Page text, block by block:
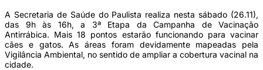
A Secretaria de Saúde do Paulista realiza nesta sábado (26.11),
das 9h às 16h, a 3ª Etapa da Campanha de Vacinação
Antirrábica. Mais 18 pontos estarão funcionando para vacinar
cães e gatos. As áreas foram devidamente mapeadas pela
Vigilância Ambiental, no sentido de ampliar a cobertura vacinal na
cidade.